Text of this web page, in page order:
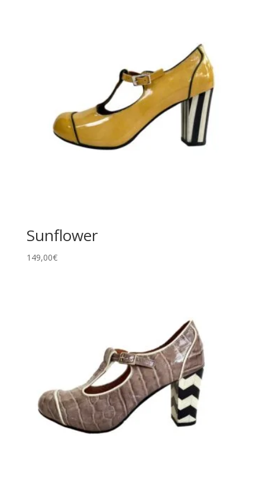
Sunflower
149,00€